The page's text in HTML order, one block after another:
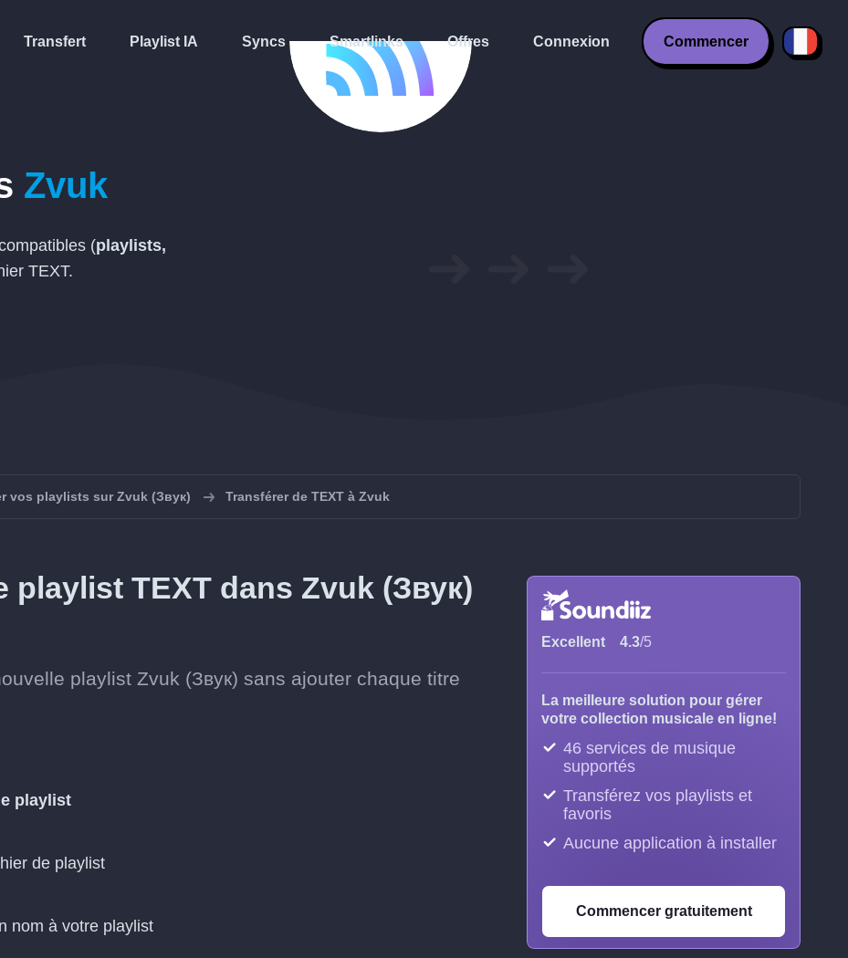
Transfert Playlist IA Syncs Smartlinks Offres Connexion Commencer
Zvuk
(playlists,
TEXT.
vos playlists sur Zvuk (Звук) Transférer de TEXT à Zvuk
TEXT dans Zvuk (Звук)
playlist Zvuk (Звук) sans ajouter chaque titre
playlist
de playlist
nom à votre playlist
Excellent 4.3/5
La meilleure solution pour gérer
votre collection musicale en ligne!
46 services de musique
supportés
Transférez vos playlists et
favoris
Aucune application à installer
Commencer gratuitement